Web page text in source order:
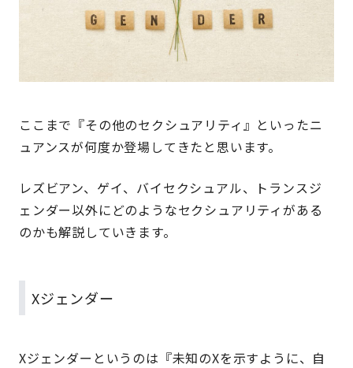
ここまで『その他のセクシュアリティ』といったニ
ュアンスが何度か登場してきたと思います。
レズビアン、ゲイ、バイセクシュアル、トランスジ
ェンダー以外にどのようなセクシュアリティがある
のかも解説していきます。
Xジェンダー
Xジェンダーというのは『未知のXを示すように、自